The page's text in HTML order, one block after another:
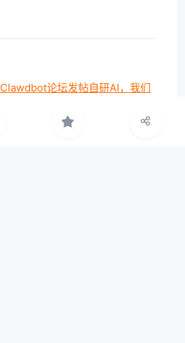
论坛发帖自研AI，我们
深度研究报告